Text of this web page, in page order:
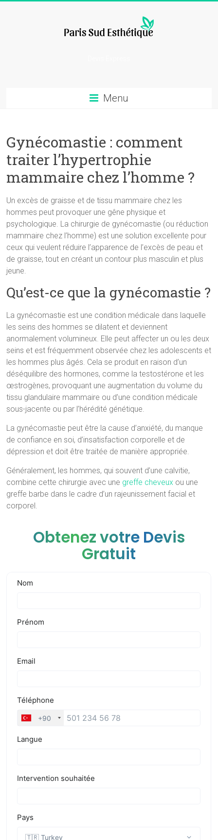
Menu
Gynécomastie : comment
traiter l’hypertrophie
mammaire chez l’homme ?
Un excès de graisse et de tissu mammaire chez les
hommes peut provoquer une gêne physique et
psychologique. La chirurgie de gynécomastie (ou réduction
mammaire chez l’homme) est une solution excellente pour
ceux qui veulent réduire l’apparence de l’excès de peau et
de graisse, tout en créant un contour plus masculin et plus
jeune.
Qu’est-ce que la gynécomastie ?
La gynécomastie est une condition médicale dans laquelle
les seins des hommes se dilatent et deviennent
anormalement volumineux. Elle peut affecter un ou les deux
seins et est fréquemment observée chez les adolescents et
les hommes plus âgés. Cela se produit en raison d’un
déséquilibre des hormones, comme la testostérone et les
œstrogènes, provoquant une augmentation du volume du
tissu glandulaire mammaire ou d’une condition médicale
sous-jacente ou par l’hérédité génétique.
La gynécomastie peut être la cause d’anxiété, du manque
de confiance en soi, d’insatisfaction corporelle et de
dépression et doit être traitée de manière appropriée.
Généralement, les hommes, qui souvent d’une calvitie,
combine cette chirurgie avec une greffe cheveux ou une
greffe barbe dans le cadre d’un rajeunissement facial et
corporel.
Obtenez votre Devis
Gratuit